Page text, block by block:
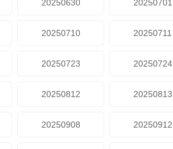
20250630 20250701
20250710 20250711
20250723 20250724
20250812 20250813
20250908 20250912